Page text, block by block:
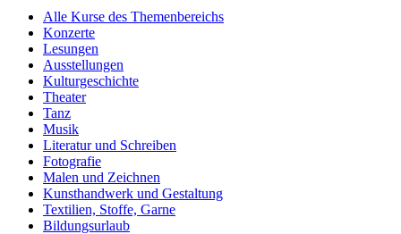
Alle Kurse des Themenbereichs
Konzerte
Lesungen
Ausstellungen
Kulturgeschichte
Theater
Tanz
Musik
Literatur und Schreiben
Fotografie
Malen und Zeichnen
Kunsthandwerk und Gestaltung
Textilien, Stoffe, Garne
Bildungsurlaub